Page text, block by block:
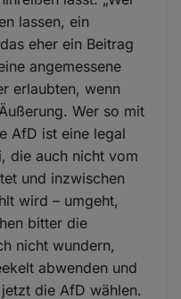
lassen, ein
eher ein Beitrag
angemessene
erlaubten, wenn
Wer so mit
AfD ist eine legal
die auch nicht vom
und inzwischen
wird – umgeht,
bitter die
nicht wundern,
abwenden und
die AfD wählen.